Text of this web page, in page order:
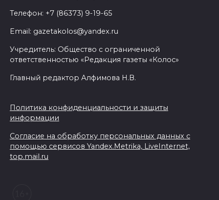
«Метеор» «Андрей Байков»
07 августа 2026 18:25
Меры поддержки после ЧС
07 августа 2026 17:48
На Дону обсудили
взаимодействие участников
период ЕДГ-2026
07 августа 2026 17:14
Телефон: +7 (86373) 9-19-65
Email: gazetakolos@yandex.ru
Учредитель: Общество с ограниченной
ответственностью «Редакция газеты «Колос»
Главный редактор Алфимова Н.В.
Политика конфиденциальности и защиты
информации
Согласие на обработку персональных данных с
помощью сервисов Yandex.Metrika, LiveInternet,
top.mail.ru